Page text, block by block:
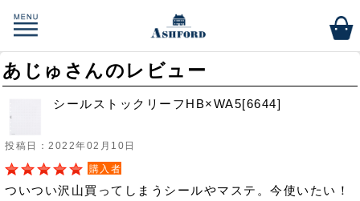
あじゅさんのレビュー
シールストックリーフHB×WA5[6644]
投稿日：2022年02月10日
購入者
ついつい沢山買ってしまうシールやマステ。今使いたい！